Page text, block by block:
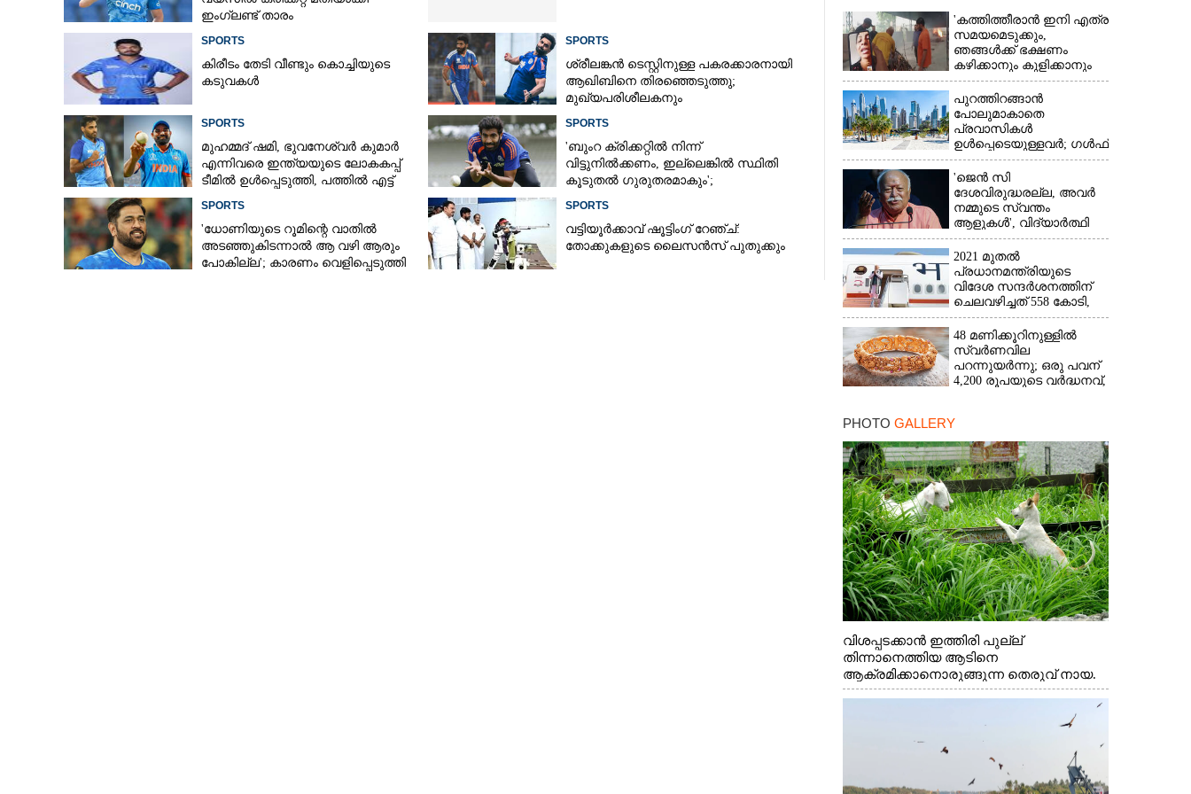
ഇംഗ്ലണ്ട് താരം
SPORTS
കിരീ‌ടം തേടി വീണ്ടും കൊച്ചിയുടെ
കടുവകൾ
SPORTS
ശ്രീലങ്കൻ ടെസ്റ്റിനുള്ള പകരക്കാരനായി
ആഖിബിനെ തിരഞ്ഞെടുത്തു;
മുഖ്യപരിശീലകനും
SPORTS
മുഹമ്മദ് ഷമി, ഭുവനേശ്വർ കുമാർ
എന്നിവരെ ഇന്ത്യയുടെ ലോകകപ്പ്
ടീമിൽ ഉൾപ്പെടുത്തി,​ പത്തിൽ എട്ട്
SPORTS
'ബുംറ ക്രിക്കറ്റിൽ നിന്ന്
വിട്ടുനിൽക്കണം, ഇല്ലെങ്കിൽ സ്ഥിതി
കൂടുതൽ ഗുരുതരമാകും';
SPORTS
'ധോണിയുടെ റൂമിന്റെ വാതിൽ
അടഞ്ഞുകിടന്നാൽ ആ വഴി ആരും
പോകില്ല'; കാരണം വെളിപ്പെടുത്തി
SPORTS
വട്ടിയൂർക്കാവ് ഷൂട്ടിംഗ് റേഞ്ച്:
തോക്കുകളുടെ ലൈസൻസ് പുതുക്കും
'കത്തിത്തീരാൻ ഇനി എത്ര
സമയമെടുക്കും,
ഞങ്ങൾക്ക് ഭക്ഷണം
കഴിക്കാനും കുളിക്കാനും
ഉള്ളതാണ്': അച്ഛന്റെ
സംസ്കാരചടങ്ങിനിടെ
മക്കൾ
പുറത്തിറങ്ങാൻ
പോലുമാകാതെ
പ്രവാസികൾ
ഉൾപ്പെടെയുള്ളവർ; ഗൾഫ്
രാജ്യത്ത് സ്ഥിതി രൂക്ഷം
'ജെൻ സി
ദേശവിരുദ്ധരല്ല, അവർ
നമ്മുടെ സ്വന്തം
ആളുകൾ', വിദ്യാർത്ഥി
പ്രക്ഷോഭത്തെ പിന്തുണച്ച്
ആർഎസ്‌എസ് മേധാവി
2021 മുതൽ
പ്രധാനമന്ത്രിയുടെ
വിദേശ സന്ദർശനത്തിന്
ചെലവഴിച്ചത് 558 കോടി,
രാജ്യത്തെത്തിയത് 381.8
ബില്യൺ ഡോളറിന്റെ
നിക്ഷേപം
48 മണിക്കൂറിനുള്ളിൽ
സ്വർണവില
പറന്നുയർന്നു; ഒരു പവന്
4,200 രൂപയുടെ വർദ്ധനവ്,
PHOTO GALLERY
വിശപ്പടക്കാൻ ഇത്തിരി പുല്ല്
തിന്നാനെത്തിയ ആടിനെ
ആക്രമിക്കാനൊരുങ്ങുന്ന തെരുവ് നായ.
എറണാകുളം വാത്തുരുത്തിയിൽ നിന്നുള്ള
×